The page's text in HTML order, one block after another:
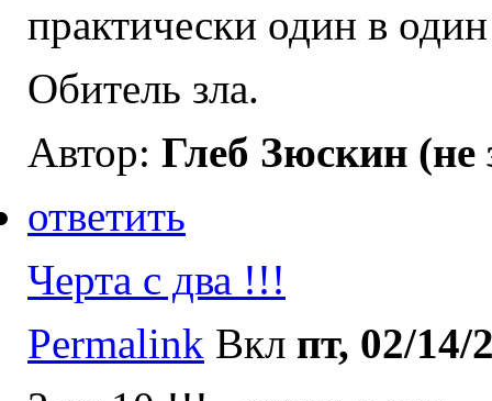
практически один в
Обитель зла.
Автор: Глеб Зюскин (не
ответить
Черта с два !!!
Permalink Вкл пт, 02/14/